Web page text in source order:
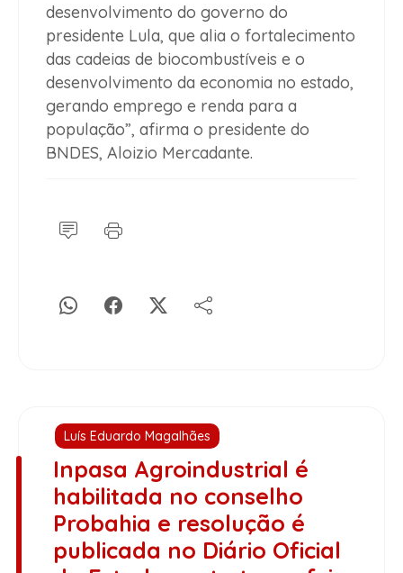
desenvolvimento do governo do
presidente Lula, que alia o fortalecimento
das cadeias de biocombustíveis e o
desenvolvimento da economia no estado,
gerando emprego e renda para a
população”, afirma o presidente do
BNDES, Aloizio Mercadante.
Luís Eduardo Magalhães
Inpasa Agroindustrial é
habilitada no conselho
Probahia e resolução é
publicada no Diário Oficial